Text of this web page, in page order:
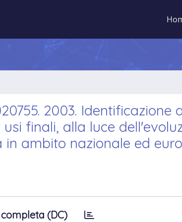
2003. Identificazione
finali, alla luce
ambito nazionale ed
(DC)